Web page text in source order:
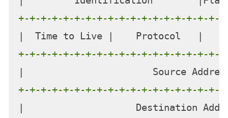
+-+-+-+-+-+-+-+-+-+-+-+-+-+-+-+-+-+-
+-+-+-+-+-+-+-+-+-+-+-+-+-+-+-+-+-+-
+-+-+-+-+-+-+-+-+-+-+-+-+-+-+-+-+-+-